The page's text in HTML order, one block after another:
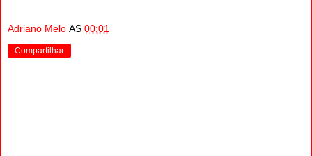
Adriano Melo AS 00:01
Compartilhar